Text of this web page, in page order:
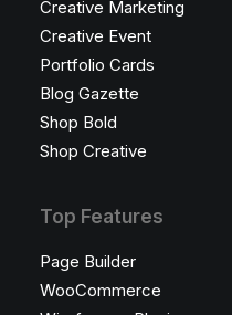
Creative Marketing
Creative Event
Portfolio Cards
Blog Gazette
Shop Bold
Shop Creative
Top Features
Page Builder
WooCommerce